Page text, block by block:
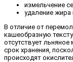
измельчение
удаление жира
В отличие от
кашеобразную
отсутствует
срок хранения,
происходят